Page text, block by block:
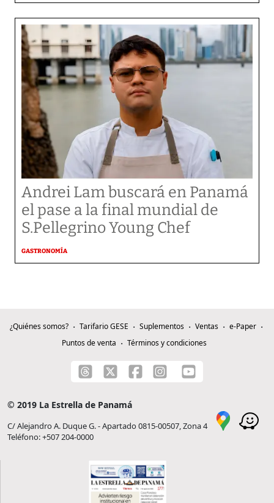
Andrei Lam buscará en Panamá
el pase a la final mundial de
S.Pellegrino Young Chef
GASTRONOMÍA
¿Quiénes somos? Tarifario GESE Suplementos Ventas
e-Paper
Puntos de venta
Términos y condiciones
© 2019 La Estrella de Panamá
C/ Alejandro A. Duque G. - Apartado 0815-00507, Zona 4
Teléfono: +507 204-0000